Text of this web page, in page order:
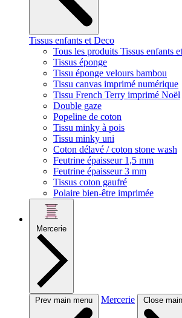
Tissus enfants et Deco
Tous les produits Tissus enfants
Tissus éponge
Tissu éponge velours bambou
Tissu canvas imprimé numérique
Tissu French Terry imprimé Noël
Double gaze
Popeline de coton
Tissu minky à pois
Tissu minky uni
Coton délavé / coton stone wash
Feutrine épaisseur 1,5 mm
Feutrine épaisseur 3 mm
Tissus coton gaufré
Polaire bien-être imprimée
Mercerie
Prev main menu Mercerie Close